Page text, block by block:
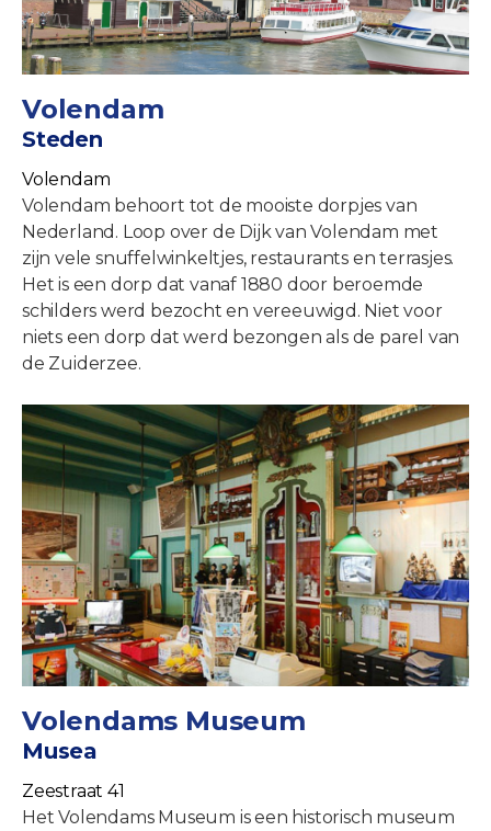
Volendam
Steden
Volendam
Volendam behoort tot de mooiste dorpjes van
Nederland. Loop over de Dijk van Volendam met
zijn vele snuffelwinkeltjes, restaurants en terrasjes.
Het is een dorp dat vanaf 1880 door beroemde
schilders werd bezocht en vereeuwigd. Niet voor
niets een dorp dat werd bezongen als de parel van
de Zuiderzee.
Volendams Museum
Musea
Zeestraat 41
Het Volendams Museum is een historisch museum